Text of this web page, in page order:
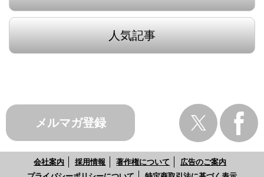
人気記事
メルマガ登録
会社案内 採用情報 著作権について
広告のご案内